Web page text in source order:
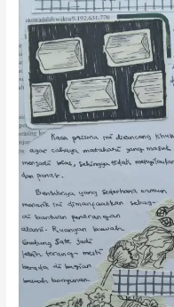
di
Gedung
Sate
Kota
Bandung